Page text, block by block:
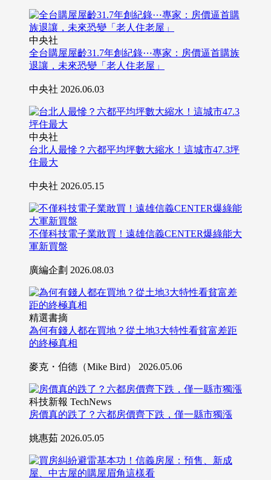
中央社
全台購屋屋齡31.7年創紀錄⋯專家：房價逼首購族
退讓，未來恐變「老人住老屋」
中央社 2026.06.03
中央社
台北人最慘？六都平均坪數大縮水！這城市47.3坪
住最大
中央社 2026.05.15
不僅科技電子業敢買！遠雄信義CENTER爆綠能大
軍新買盤
廣編企劃 2026.08.03
精選書摘
為何有錢人都在買地？從土地3大特性看貧富差距
的終極真相
麥克・伯德（Mike Bird） 2026.05.06
科技新報 TechNews
房價真的跌了？六都房價齊下跌，僅一縣市獨漲
姚惠茹 2026.05.05